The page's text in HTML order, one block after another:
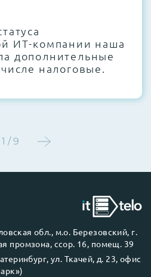
под 100%
72 часов для
всех подсистем
ИТ-компании наша
дополнительные
налоговые.
1 / 9
обл., м.о. Березовский, г.
промзона, ссор. 16, помещ. 39
ул. Ткачей, д. 23, офис